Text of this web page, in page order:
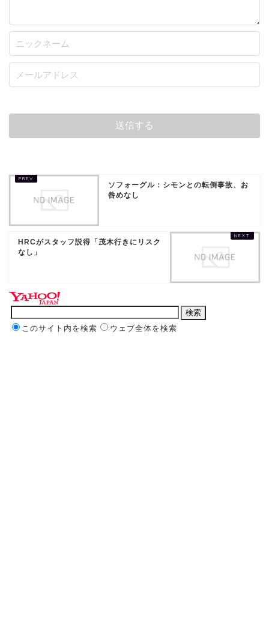
ソフォーグル：シモンとの転倒事故、お
咎めなし
HRCがスタッフ説得「茂木行きにリスク
なし」
このサイト内を検索 ウェブ全体を検索